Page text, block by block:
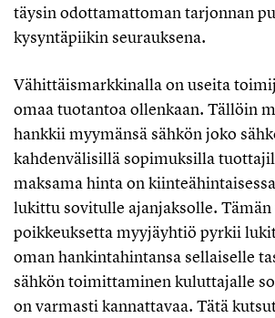
täysin odottamattoman tarjonnan
kysyntäpiikin seurauksena.
Vähittäismarkkinalla on useita
omaa tuotantoa ollenkaan. Tällöin
hankkii myymänsä sähkön joko
kahdenvälisillä sopimuksilla
maksama hinta on
lukittu sovitulle ajanjaksolle. Tämän
poikkeuksetta myyjäyhtiö pyrkii
oman hankintahintansa sellaiselle
sähkön toimittaminen kuluttajalle
on varmasti kannattavaa. Tätä